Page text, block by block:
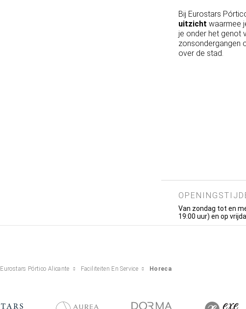
Bij Eurostars
uitzicht waarmee
je onder het genot
zonsondergangen
over de stad.
Van zondag tot en
19:00 uur) en op
Eurostars Pórtico Alicante Faciliteiten En Service Horeca